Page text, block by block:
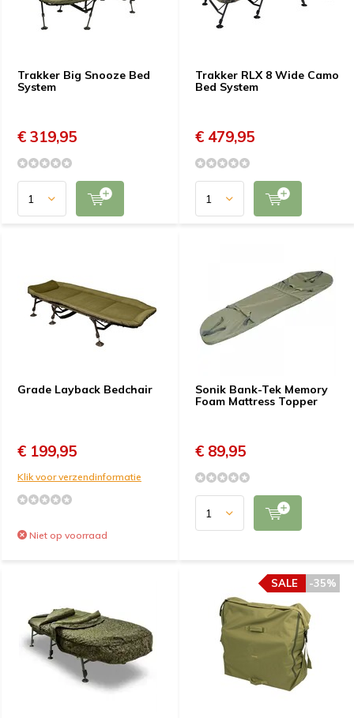
Trakker Big Snooze Bed
System
€ 319,95
Trakker RLX 8 Wide Camo
Bed System
€ 479,95
Grade Layback Bedchair
€ 199,95
Klik voor verzendinformatie
Niet op voorraad
Sonik Bank-Tek Memory
Foam Mattress Topper
€ 89,95
-35%
SALE